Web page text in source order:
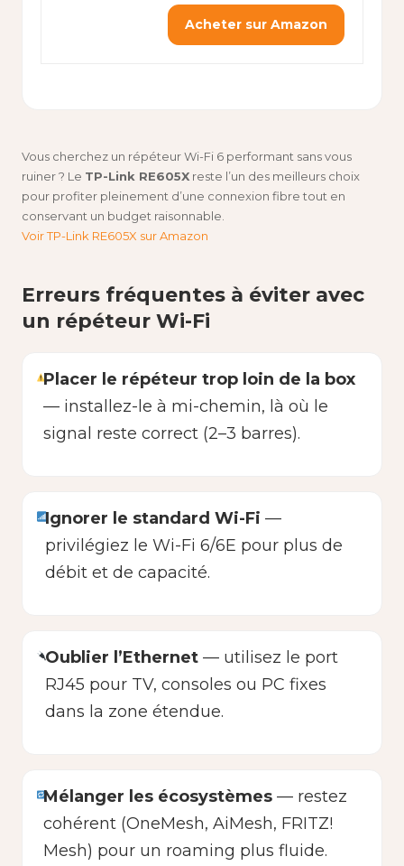
Acheter sur Amazon
Vous cherchez un répéteur Wi-Fi 6 performant sans vous
ruiner ? Le TP-Link RE605X reste l’un des meilleurs choix
pour profiter pleinement d’une connexion fibre tout en
conservant un budget raisonnable.
Voir TP-Link RE605X sur Amazon
Erreurs fréquentes à éviter avec
un répéteur Wi-Fi
Placer le répéteur trop loin de la box
— installez-le à mi-chemin, là où le
signal reste correct (2–3 barres).
Ignorer le standard Wi-Fi —
privilégiez le Wi-Fi 6/6E pour plus de
débit et de capacité.
Oublier l’Ethernet— utilisez le port
RJ45 pour TV, consoles ou PC fixes
dans la zone étendue.
Mélanger les écosystèmes — restez
cohérent (OneMesh, AiMesh, FRITZ!
Mesh) pour un roaming plus fluide.